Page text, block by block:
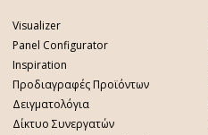
Visualizer
Panel Configurator
Inspiration
Προδιαγραφές Προϊόντων
Δειγματολόγια
Δίκτυο Συνεργατών